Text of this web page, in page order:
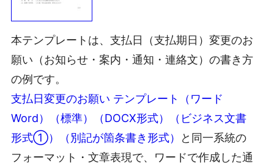
本テンプレートは、支払日（支払期日）変更のお
願い（お知らせ・案内・通知・連絡文）の書き方
の例です。
支払日変更のお願い テンプレート（ワード
Word）（標準）（DOCX形式）（ビジネス文書
形式①）（別記が箇条書き形式）
と同一系統の
フォーマット・文章表現で、ワードで作成した通